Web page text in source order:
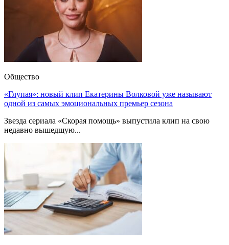
Общество
«Глупая»: новый клип Екатерины Волковой уже называют
одной из самых эмоциональных премьер сезона
Звезда сериала «Скорая помощь» выпустила клип на свою
недавно вышедшую...